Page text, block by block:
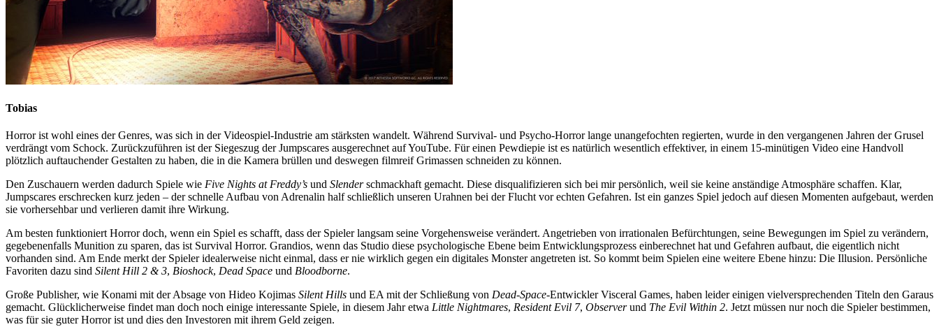
Tobias
Horror ist wohl eines der Genres, was sich in der Videospiel-Industrie am stärksten wandelt. Während Survival- und Psycho-Horror lange unangefochten regierten, wurde in den vergangenen Jahren der Grusel
verdrängt vom Schock. Zurückzuführen ist der Siegeszug der Jumpscares ausgerechnet auf YouTube. Für einen Pewdiepie ist es natürlich wesentlich effektiver, in einem 15-minütigen Video eine Handvoll
plötzlich auftauchender Gestalten zu haben, die in die Kamera brüllen und deswegen filmreif Grimassen schneiden zu können.
Den Zuschauern werden dadurch Spiele wie Five Nights at Freddy’s und Slenderschmackhaft gemacht. Diese disqualifizieren sich bei mir persönlich, weil sie keine anständige Atmosphäre schaffen. Klar,
Jumpscares erschrecken kurz jeden – der schnelle Aufbau von Adrenalin half schließlich unseren Urahnen bei der Flucht vor echten Gefahren. Ist ein ganzes Spiel jedoch auf diesen Momenten aufgebaut, werden
sie vorhersehbar und verlieren damit ihre Wirkung.
Am besten funktioniert Horror doch, wenn ein Spiel es schafft, dass der Spieler langsam seine Vorgehensweise verändert. Angetrieben von irrationalen Befürchtungen, seine Bewegungen im Spiel zu verändern,
gegebenenfalls Munition zu sparen, das ist Survival Horror. Grandios, wenn das Studio diese psychologische Ebene beim Entwicklungsprozess einberechnet hat und Gefahren aufbaut, die eigentlich nicht
vorhanden sind. Am Ende merkt der Spieler idealerweise nicht einmal, dass er nie wirklich gegen ein digitales Monster angetreten ist. So kommt beim Spielen eine weitere Ebene hinzu: Die Illusion. Persönliche
Favoriten dazu sind Silent Hill 2 & 3, Bioshock, Dead Space und Bloodborne.
Große Publisher, wie Konami mit der Absage von Hideo Kojimas Silent Hills und EA mit der Schließung von Dead-Space-Entwickler Visceral Games, haben leider einigen vielversprechenden Titeln den Garaus
gemacht. Glücklicherweise findet man doch noch einige interessante Spiele, in diesem Jahr etwa Little Nightmares, Resident Evil 7, Observerund The Evil Within 2. Jetzt müssen nur noch die Spieler bestimmen,
was für sie guter Horror ist und dies den Investoren mit ihrem Geld zeigen.